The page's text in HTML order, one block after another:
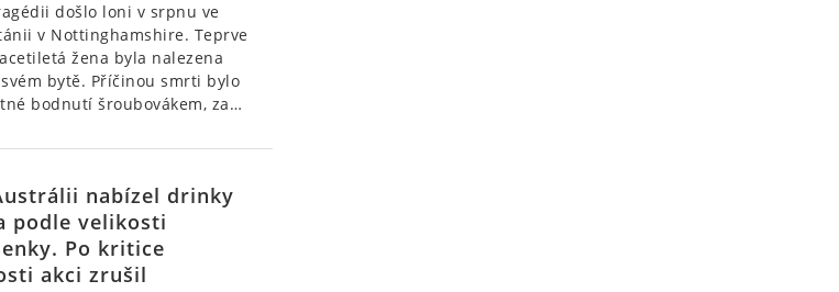
došlo loni v srpnu ve
v Nottinghamshire. Teprve
žena byla nalezena
bytě. Příčinou smrti bylo
bodnutí šroubovákem, za…
nabízel drinky
podle velikosti
Po kritice
akci zrušil